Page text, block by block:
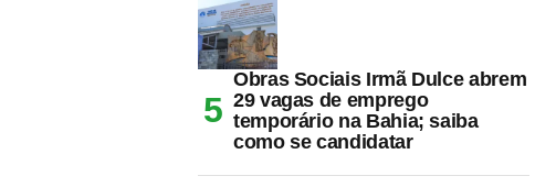
Obras Sociais Irmã Dulce abrem
29 vagas de emprego
temporário na Bahia; saiba
como se candidatar